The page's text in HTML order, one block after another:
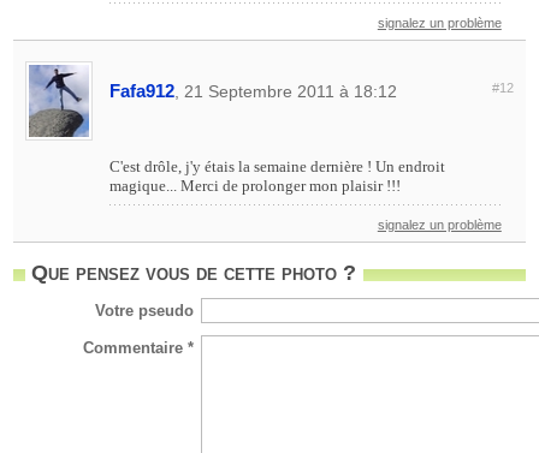
signalez un problème
Fafa912 , 21 Septembre 2011 à 18:12 #12
C'est drôle, j'y étais la semaine dernière ! Un endroit
magique... Merci de prolonger mon plaisir !!!
signalez un problème
Que pensez vous de cette photo ?
Votre pseudo
Commentaire *